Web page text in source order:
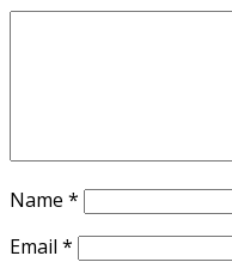
Name *
Email *